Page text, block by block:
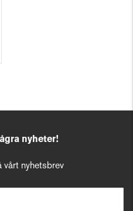
nyheter!
vårt nyhetsbrev